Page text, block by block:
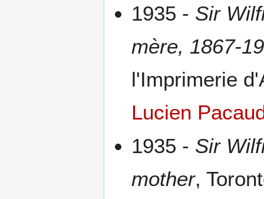
1935 - Sir
mère, 1867-
l'Imprimerie
Lucien
1935 - Sir
mother,